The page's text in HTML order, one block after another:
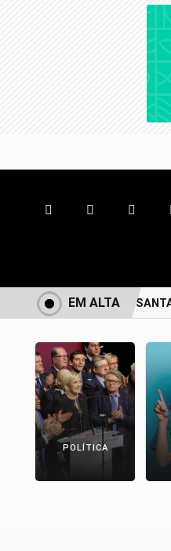
BONITO DE SANTA
EM ALTA
POLÍTICA